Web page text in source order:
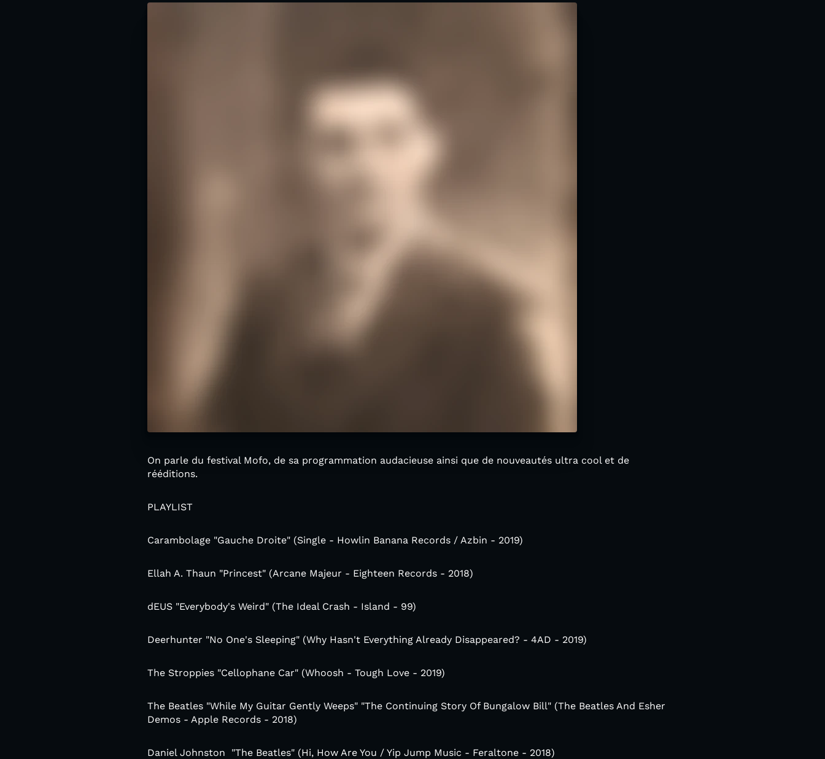
On parle du festival Mofo, de sa programmation audacieuse ainsi que de nouveautés ultra cool et de
rééditions.
PLAYLIST
Carambolage "Gauche Droite" (Single - Howlin Banana Records / Azbin - 2019)
Ellah A. Thaun ‎"Princest" (Arcane Majeur - Eighteen Records - 2018)
dEUS "Everybody's Weird" (The Ideal Crash - Island - 99)
Deerhunter ‎"No One's Sleeping" (Why Hasn't Everything Already Disappeared? - 4AD - 2019)
The Stroppies "Cellophane Car" (Whoosh - Tough Love - 2019)
The Beatles "While My Guitar Gently Weeps" "The Continuing Story Of Bungalow Bill" (The Beatles And Esher
Demos - Apple Records - 2018)
Daniel Johnston ‎ "The Beatles" (Hi, How Are You / Yip Jump Music - Feraltone - 2018)